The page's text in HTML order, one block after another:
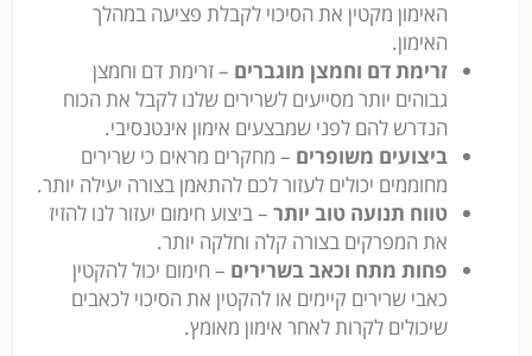
האימון מקטין את הסיכוי לקבלת פציעה במהלך
האימון.
זרימת דם וחמצן מוגברים – זרימת דם וחמצן
גבוהים יותר מסייעים לשרירים שלנו לקבל את הכוח
הנדרש להם לפני שמבצעים אימון אינטנסיבי.
ביצועים משופרים – מחקרים מראים כי שרירים
מחוממים יכולים לעזור לכם להתאמן בצורה יעילה יותר.
טווח תנועה טוב יותר – ביצוע חימום יעזור לנו להזיז
את המפרקים בצורה קלה וחלקה יותר.
פחות מתח וכאב בשרירים – חימום יכול להקטין
כאבי שרירים קיימים או להקטין את הסיכוי לכאבים
שיכולים לקרות לאחר אימון מאומץ.